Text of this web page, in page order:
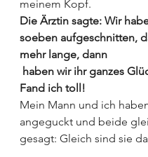
meinem Kopf.
Die Ärztin sagte: Wir
soeben aufgeschnitten,
mehr lange, dann
haben wir ihr ganzes
Fand ich toll!
Mein Mann und ich
angeguckt und beide
gesagt: Gleich sind sie